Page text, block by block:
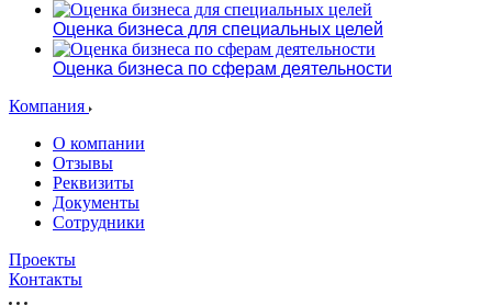
Оценка бизнеса для специальных целей
Оценка бизнеса по сферам деятельности
Компания
О компании
Отзывы
Реквизиты
Документы
Сотрудники
Проекты
Контакты